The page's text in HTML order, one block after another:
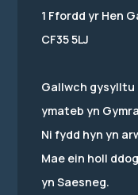
1 Ffordd yr Hen
CF35 5LJ
Gallwch gysylltu
ymateb yn
Ni fydd hyn yn
Mae ein holl
yn Saesneg.